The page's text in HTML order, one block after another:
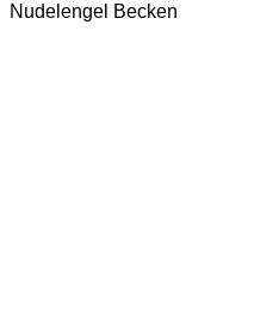
Nudelengel Becken